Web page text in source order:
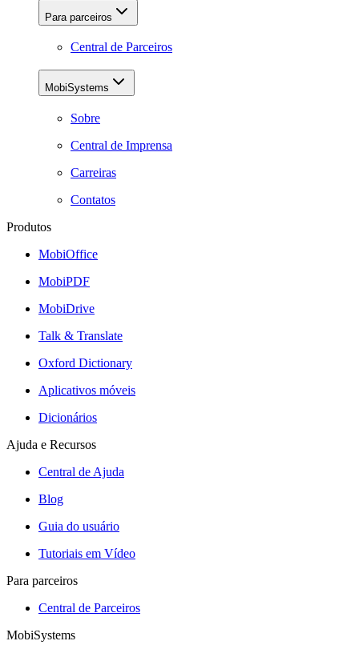
Para parceiros
Central de Parceiros
MobiSystems
Sobre
Central de Imprensa
Carreiras
Contatos
Produtos
MobiOffice
MobiPDF
MobiDrive
Talk & Translate
Oxford Dictionary
Aplicativos móveis
Dicionários
Ajuda e Recursos
Central de Ajuda
Blog
Guia do usuário
Tutoriais em Vídeo
Para parceiros
Central de Parceiros
MobiSystems